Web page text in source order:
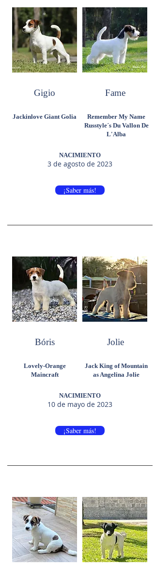
Gigio Fame
Jackinlove Giant Golia
Remember My Name
Russtyle´s Du Vallon De
L'Alba
NACIMIENTO
3 de agosto de 2023
¡Saber más!
Bóris Jolie
Lovely-Orange
Maincraft
Jack King of Mountain
as Angelina Jolie
NACIMIENTO
10 de mayo de 2023
¡Saber más!